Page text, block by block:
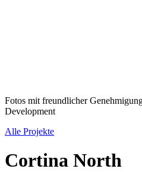
Fotos mit freundlicher
Development
Alle Projekte
Cortina North